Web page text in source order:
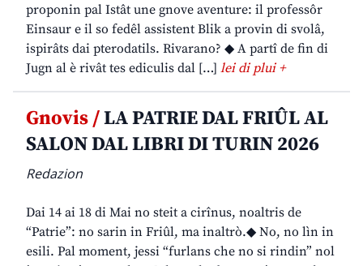
proponin pal Istât une gnove aventure: il professôr
Einsaur e il so fedêl assistent Blik a provin di svolâ,
ispirâts dai pterodatils. Rivarano? ◆ A partî de fin di
Jugn al è rivât tes ediculis dal […] lei di plui +
Gnovis /LA PATRIE DAL FRIÛL AL
SALON DAL LIBRI DI TURIN 2026
Redazion
Dai 14 ai 18 di Mai no steit a cirînus, noaltris de
“Patrie”: no sarin in Friûl, ma inaltrò.◆ No, no lìn in
esili. Pal moment, jessi “furlans che no si rindin” nol